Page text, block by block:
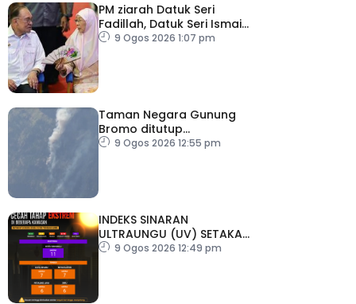
PM ziarah Datuk Seri
Fadillah, Datuk Seri Ismail
Sabri di IJN
9 Ogos 2026 1:07 pm
Taman Negara Gunung
Bromo ditutup
sementara
9 Ogos 2026 12:55 pm
INDEKS SINARAN
ULTRAUNGU (UV) SETAKAT
9 OGOS 2026 (12:00
9 Ogos 2026 12:49 pm